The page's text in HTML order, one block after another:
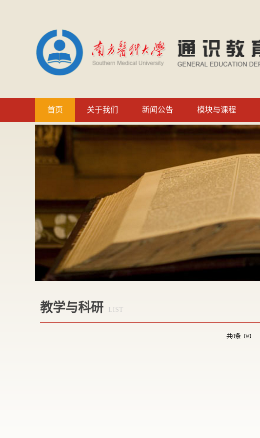
首页 关于我们 新闻公告 模块与课程
教学与科研 LIST
共0条 0/0